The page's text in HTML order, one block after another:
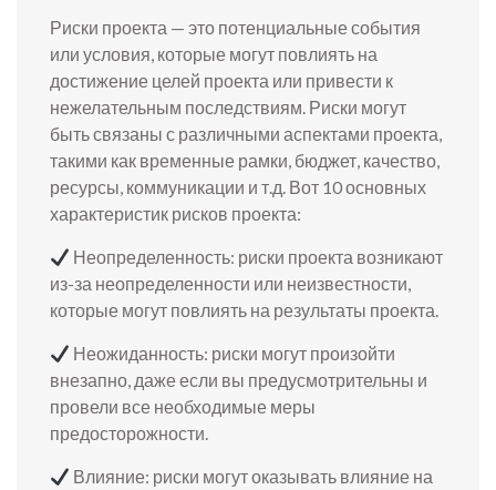
Риски проекта — это потенциальные события
или условия, которые могут повлиять на
достижение целей проекта или привести к
нежелательным последствиям. Риски могут
быть связаны с различными аспектами проекта,
такими как временные рамки, бюджет, качество,
ресурсы, коммуникации и т.д. Вот 10 основных
характеристик рисков проекта:
Неопределенность: риски проекта возникают
из-за неопределенности или неизвестности,
которые могут повлиять на результаты проекта.
Неожиданность: риски могут произойти
внезапно, даже если вы предусмотрительны и
провели все необходимые меры
предосторожности.
Влияние: риски могут оказывать влияние на